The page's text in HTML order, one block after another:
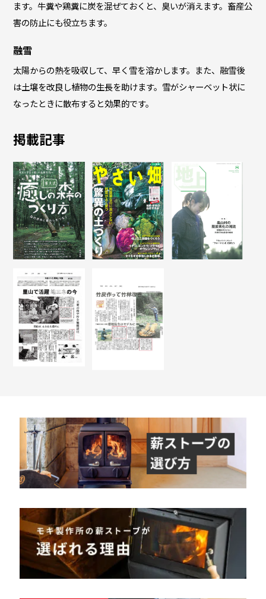
ます。牛糞や鶏糞に炭を混ぜておくと、臭いが消えます。畜産公
害の防止にも役立ちます。
融雪
太陽からの熱を吸収して、早く雪を溶かします。また、融雪後
は土壌を改良し植物の生長を助けます。雪がシャーベット状に
なったときに散布すると効果的です。
掲載記事